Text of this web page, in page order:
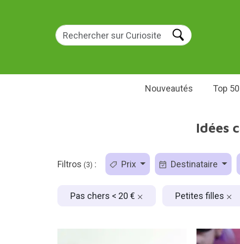
Nouveautés Top 50
Idées
Filtros (3) : Prix Destinataire
Pas chers < 20 € Petites filles